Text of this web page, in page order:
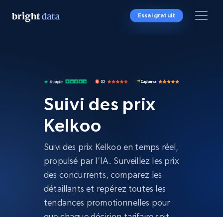
Essai gratuit
Suivi des prix
Kelkoo
Suivi des prix Kelkoo en temps réel,
propulsé par l’IA. Surveillez les prix
des concurrents, comparez les
détaillants et repérez toutes les
tendances promotionnelles pour